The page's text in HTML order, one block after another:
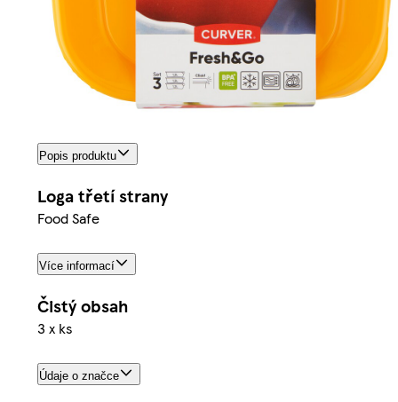
Popis produktu
Loga třetí strany
Food Safe
Více informací
Čistý obsah
3 x ks
Údaje o značce